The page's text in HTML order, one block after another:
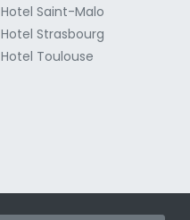
Hotel Saint-Malo
Hotel Strasbourg
Hotel Toulouse